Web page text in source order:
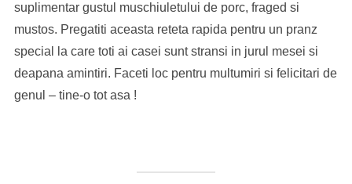
suplimentar gustul muschiuletului de porc, fraged si
mustos. Pregatiti aceasta reteta rapida pentru un pranz
special la care toti ai casei sunt stransi in jurul mesei si
deapana amintiri. Faceti loc pentru multumiri si felicitari de
genul – tine-o tot asa !